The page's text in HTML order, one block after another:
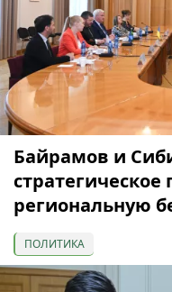
Байрамов и
стратегическое
региональную
ПОЛИТИКА